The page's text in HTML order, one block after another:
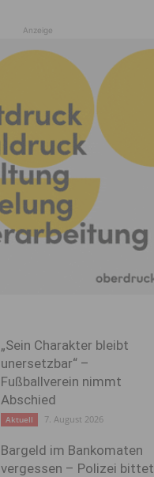
Anzeige
„Sein Charakter bleibt
unersetzbar“ –
Fußballverein nimmt
Abschied
Aktuell 7. August 2026
Bargeld im Bankomaten
vergessen – Polizei bittet